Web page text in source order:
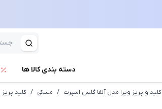
دسته بندی کالا ها
کلید و پریز ویرا مدل آلفا گلس اسپرت / مشکی / کلید